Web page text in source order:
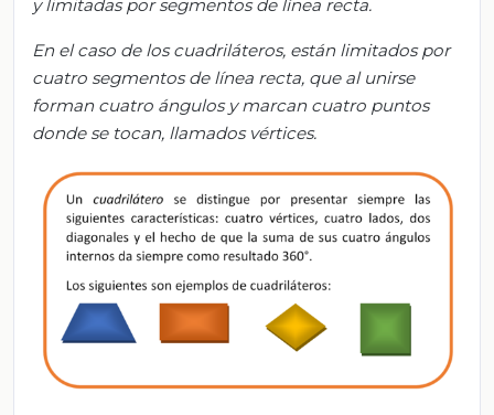
y limitadas por segmentos de línea recta.
En el caso de los cuadriláteros, estánlimitados por
cuatro segmentos de línea recta, que al unirse
forman cuatro ángulos y marcan cuatro puntos
donde se tocan, llamados vértices.